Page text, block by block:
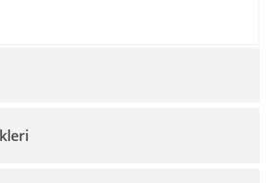
ürüne ilk yorumu siz yapın!